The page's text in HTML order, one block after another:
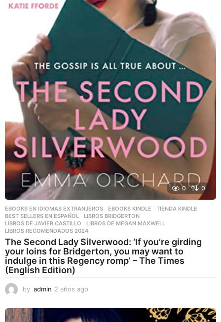
0 0
EBOOKS EN IDIOMAS EXTRANJEROS ,EBOOKS KINDLE ,TIENDA KINDLE
BEST SELLERS EN ESPAÑOL
,LIBROS BRIDGERTON
LIBROS DE JAVIER CASTILLO
,LIBROS DE MEGAN MAXWELL
LIBROS RECOMENDADOS 2024
The Second Lady Silverwood: ‘If you’re girding
your loins for Bridgerton, you may want to
indulge in this Regency romp’ – The Times
(English Edition)
by admin 2 años ago
ñ
o